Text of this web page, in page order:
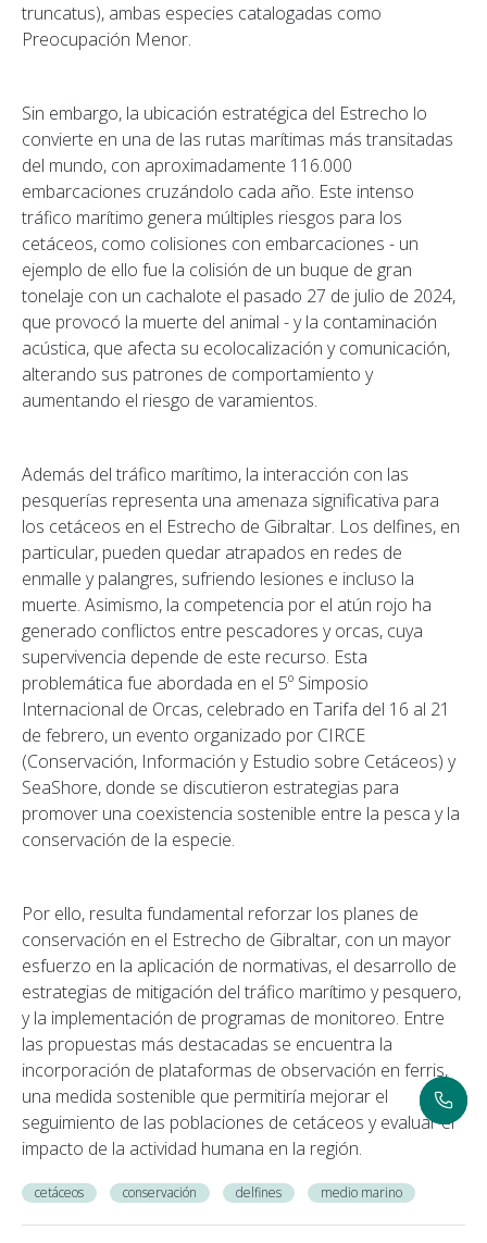
truncatus), ambas especies catalogadas como
Preocupación Menor.
Sin embargo, la ubicación estratégica del Estrecho lo
convierte en una de las rutas marítimas más transitadas
del mundo, con aproximadamente 116.000
embarcaciones cruzándolo cada año. Este intenso
tráfico marítimo genera múltiples riesgos para los
cetáceos, como colisiones con embarcaciones - un
ejemplo de ello fue la colisión de un buque de gran
tonelaje con un cachalote el pasado 27 de julio de 2024,
que provocó la muerte del animal - y la contaminación
acústica, que afecta su ecolocalización y comunicación,
alterando sus patrones de comportamiento y
aumentando el riesgo de varamientos.
Además del tráfico marítimo, la interacción con las
pesquerías representa una amenaza significativa para
los cetáceos en el Estrecho de Gibraltar. Los delfines, en
particular, pueden quedar atrapados en redes de
enmalle y palangres, sufriendo lesiones e incluso la
muerte. Asimismo, la competencia por el atún rojo ha
generado conflictos entre pescadores y orcas, cuya
supervivencia depende de este recurso. Esta
problemática fue abordada en el 5º Simposio
Internacional de Orcas, celebrado en Tarifa del 16 al 21
de febrero, un evento organizado por CIRCE
(Conservación, Información y Estudio sobre Cetáceos) y
SeaShore, donde se discutieron estrategias para
promover una coexistencia sostenible entre la pesca y la
conservación de la especie.
Por ello, resulta fundamental reforzar los planes de
conservación en el Estrecho de Gibraltar, con un mayor
esfuerzo en la aplicación de normativas, el desarrollo de
estrategias de mitigación del tráfico marítimo y pesquero,
y la implementación de programas de monitoreo. Entre
las propuestas más destacadas se encuentra la
incorporación de plataformas de observación en ferris,
una medida sostenible que permitiría mejorar el
seguimiento de las poblaciones de cetáceos y evaluar el
impacto de la actividad humana en la región.
cetáceos conservación delfines medio marino